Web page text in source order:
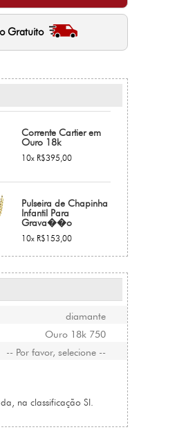
Gratuito
Corrente Cartier em
Ouro 18k
10x R$395,00
Pulseira de Chapinha
Infantil Para
Grava��o
10x R$153,00
diamante
Ouro 18k 750
-- Por favor, selecione --
na classificação SI.